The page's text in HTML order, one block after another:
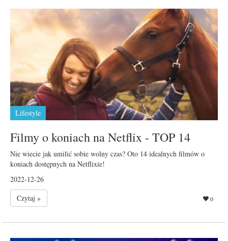
Lifestyle
Filmy o koniach na Netflix - TOP 14
Nie wiecie jak umilić sobie wolny czas? Oto 14 idealnych filmów o
koniach dostępnych na Netflixie!
2022-12-26
Czytaj »
0